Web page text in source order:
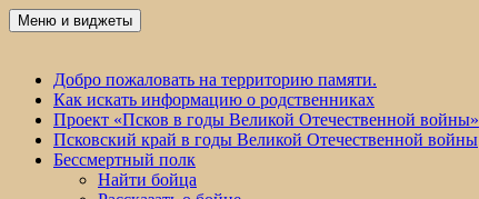
Перейти
к
Победа 60
Меню и виджеты
Добро пожаловать на территорию памяти.
Как искать информацию о родственниках
Проект «Псков в годы Великой Отечественной войны»
Псковский край в годы Великой Отечественной войны
Бессмертный полк
Найти бойца